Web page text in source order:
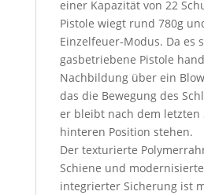
einer Kapazität von 22
Pistole wiegt rund 780g
Einzelfeuer-Modus. Da es
gasbetriebene Pistole
Nachbildung über ein
das die Bewegung des
er bleibt nach dem letzten
hinteren Position stehen.
Der texturierte
Schiene und
integrierter Sicherung ist